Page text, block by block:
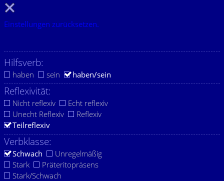
Einstellungen zurücksetzen.
Hilfsverb:
haben sein haben/sein
Reflexivität:
Nicht reflexiv
Echt reflexiv
Unecht Reflexiv
Reflexiv
Teilreflexiv
Verbklasse:
Schwach
Unregelmäßig
Stark
Präteritopräsens
Stark/Schwach